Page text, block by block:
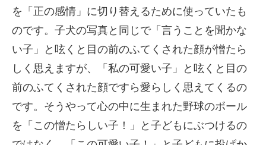
を「正の感情」に切り替えるために使っていたも
のです。子犬の写真と同じで「言うことを聞かな
い子」と呟くと目の前のふてくされた顔が憎たら
しく思えますが、「私の可愛い子」と呟くと目の
前のふてくされた顔ですら愛らしく思えてくるの
です。そうやって心の中に生まれた野球のボール
を「この憎たらしい子！」と子どもにぶつけるの